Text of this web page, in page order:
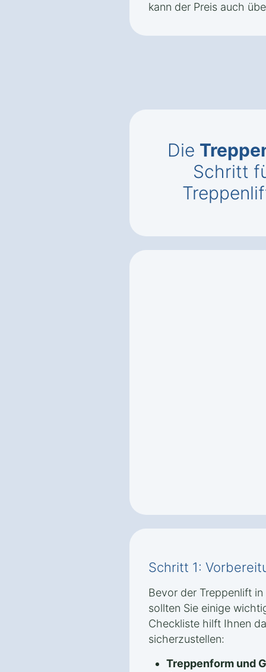
kann der Preis auch
Die
Schritt
Schritt 1:
Bevor der Treppenlift
sollten Sie einige
Checkliste hilft Ihnen
sicherzustellen:
Treppenform und